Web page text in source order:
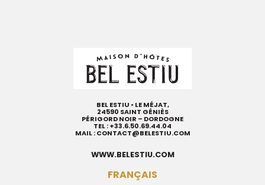
BEL ESTIU • LE MÉJAT,
24590 SAINT GÉNIÈS
PÉRIGORD NOIR – DORDOGNE
TEL :+33.6.50.69.44.04
MAIL :CONTACT@BELESTIU.COM
WWW.BELESTIU.COM
FRANÇAIS